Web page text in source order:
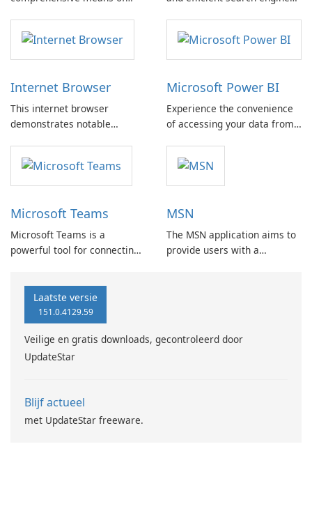
Android device, whether a
phone or tablet.
up to 40% of your data.
Internet Browser
This internet browser
demonstrates notable
ensuring a reliable online
experience. Its integration of
system features offers a
enhances user navigation
and interaction.
Microsoft Power BI
Experience the convenience
of accessing your data from
powerful tool allows you to
stay connected with your
data and make informed
Microsoft Teams
Microsoft Teams is a
powerful tool for connecting
Whether you're planning an
activity or working on a
project, Teams brings people
together to get things done.
MSN
The MSN application aims to
provide users with a
to individual preferences.
Laatste versie
151.0.4129.59
Veilige en gratis downloads, gecontroleerd door
UpdateStar
Blijf actueel
met UpdateStar freeware.